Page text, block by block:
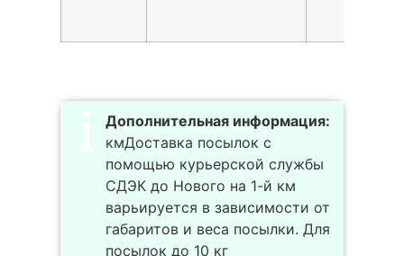
Дополнительная информация:
кмДоставка посылок с
помощью курьерской службы
СДЭК до Нового на 1-й км
варьируется в зависимости от
габаритов и веса посылки. Для
посылок до 10 кг